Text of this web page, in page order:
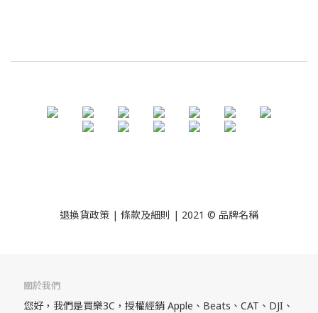
退換貨政策 | 條款及細則 | 2021 © 品牌名稱
關於我們
您好，我們是買樂3C，授權經銷 Apple、Beats、CAT、DJI、